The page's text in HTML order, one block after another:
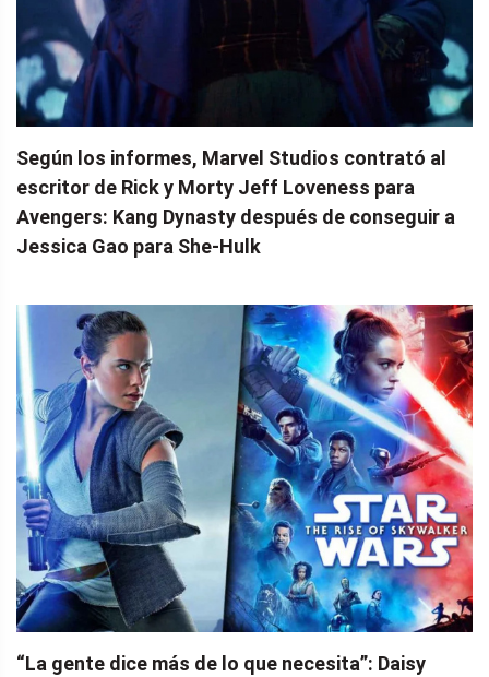
Según los informes, Marvel Studios contrató al
escritor de Rick y Morty Jeff Loveness para
Avengers: Kang Dynasty después de conseguir a
Jessica Gao para She-Hulk
“La gente dice más de lo que necesita”: Daisy